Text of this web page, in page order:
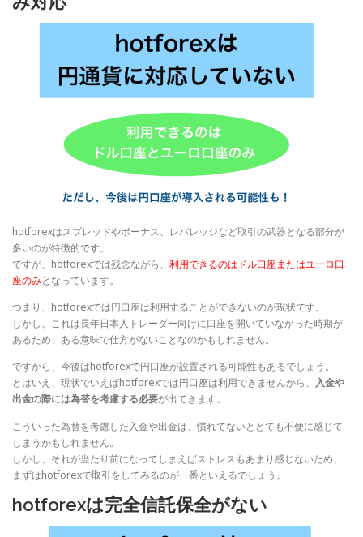
hotforexはスプレッドやボーナス、レバレッジなど取引の武器となる部分が
多いのが特徴的です。
ですが、hotforexでは残念ながら、 利用できるのはドル口座またはユーロ口
座のみとなっています。
つまり、hotforexでは円口座は利用することができないのが現状です。
しかし、これは長年日本人トレーダー向けに口座を開いていなかった時期が
あるため、ある意味で仕方がないことなのかもしれません。
ですから、今後はhotforexで円口座が設置される可能性もあるでしょう。
とはいえ、現状でいえばhotforexでは円口座は利用できませんから、 入金や
出金の際には為替を考慮する必要が出てきます。
こういった為替を考慮した入金や出金は、慣れてないととても不便に感じて
しまうかもしれません。
しかし、それが当たり前になってしまえばストレスもあまり感じないため、
まずはhotforexで取引をしてみるのが一番といえるでしょう。
hotforexは完全信託保全がない